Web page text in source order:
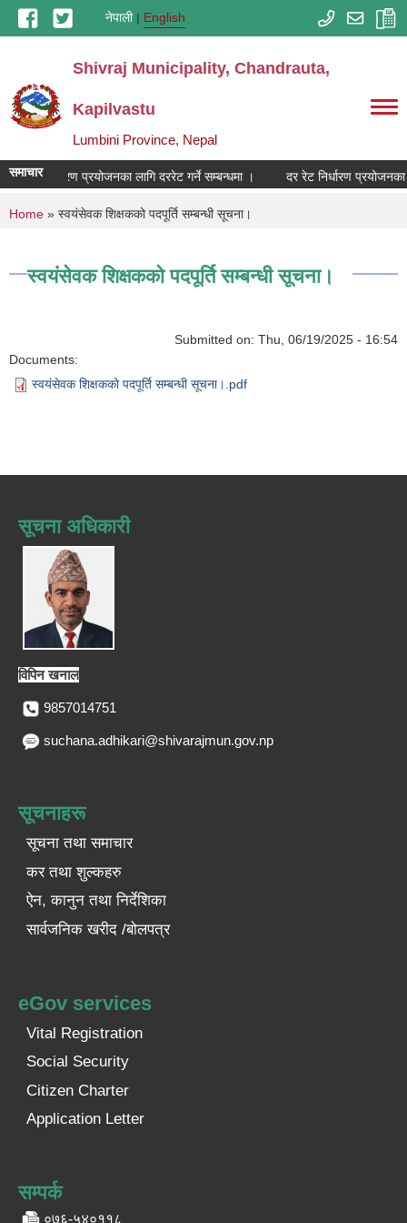
Skip to main contentनेपाली English
Shivraj Municipality, Chandrauta,
Kapilvastu
Lumbini Province, Nepal
समाचार
दर रेट निर्धारण प्रयोजनका लागि दररेट गर्ने सम्बन्धमा । दर रेट निर्धारण
You are here
Home » स्वयंसेवक शिक्षकको पदपूर्ति सम्बन्धी सूचना।
स्वयंसेवक शिक्षकको पदपूर्ति सम्बन्धी सूचना।
Submitted on: Thu, 06/19/2025 - 16:54
Documents:
स्वयंसेवक शिक्षकको पदपूर्ति सम्बन्धी सूचना।.pdf
सूचना अधिकारी
विपिन खनाल
9857014751
suchana.adhikari@shivarajmun.gov.np
सूचनाहरू
सूचना तथा समाचार
कर तथा शुल्कहरु
ऐन, कानुन तथा निर्देशिका
सार्वजनिक खरीद /बोलपत्र
eGov services
Vital Registration
Social Security
Citizen Charter
Application Letter
सम्पर्क
०७६-५४०११८